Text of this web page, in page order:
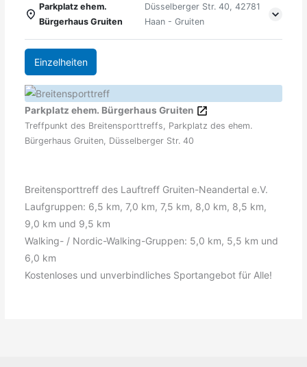
Parkplatz ehem.
Bürgerhaus Gruiten
Düsselberger Str. 40, 42781
Haan - Gruiten
Einzelheiten
Parkplatz ehem. Bürgerhaus Gruiten
Treffpunkt des Breitensporttreffs, Parkplatz des ehem.
Bürgerhaus Gruiten, Düsselberger Str. 40
Breitensporttreff des Lauftreff Gruiten-Neandertal e.V.
Laufgruppen: 6,5 km, 7,0 km, 7,5 km, 8,0 km, 8,5 km,
9,0 km und 9,5 km
Walking- / Nordic-Walking-Gruppen: 5,0 km, 5,5 km und
6,0 km
Kostenloses und unverbindliches Sportangebot für Alle!